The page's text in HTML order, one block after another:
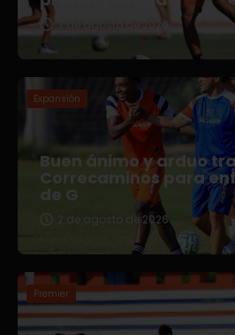
3 de agosto de 2026
Expansión
Buen ánimo y arduo
Correcaminos para
de G
2 de agosto de 2026
Premier